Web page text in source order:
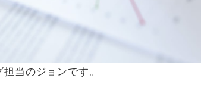
当のジョンです。